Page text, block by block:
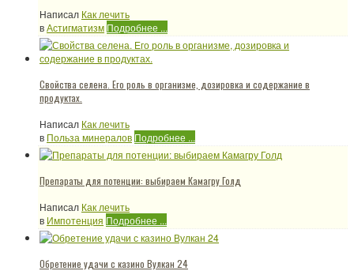
Написал Как лечить
вАстигматизм Подробнее ...
Свойства селена. Его роль в организме, дозировка и содержание в
продуктах.
Написал Как лечить
в Польза минералов Подробнее ...
Препараты для потенции: выбираем Камагру Голд
Написал Как лечить
в Импотенция Подробнее ...
Обретение удачи с казино Вулкан 24